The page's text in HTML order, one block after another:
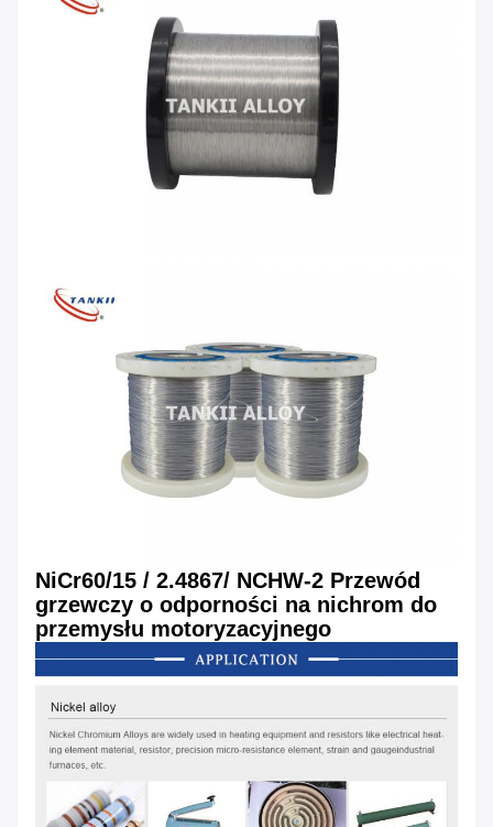
NiCr60/15 / 2.4867/ NCHW-2 Przewód
grzewczy o odporności na nichrom do
przemysłu motoryzacyjnego